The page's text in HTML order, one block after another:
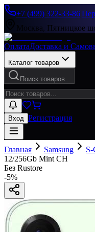
+7 (499) 322-33-86|
Москва, Пятницкое
ОплатаДоставка и
Каталог товаров
Поиск товаров...
Вход Регистрация
Главная Samsung
12/256Gb Mint CH
Без Rustore
-5%